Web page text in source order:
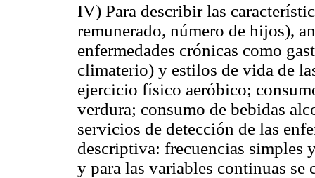
IV) Para describir las
remunerado, número de hijos),
enfermedades crónicas como
climaterio) y estilos de vida de
ejercicio físico aeróbico;
verdura; consumo de bebidas
servicios de detección de las
descriptiva: frecuencias simples
y para las variables continuas